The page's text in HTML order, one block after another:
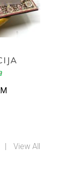
Current
View All